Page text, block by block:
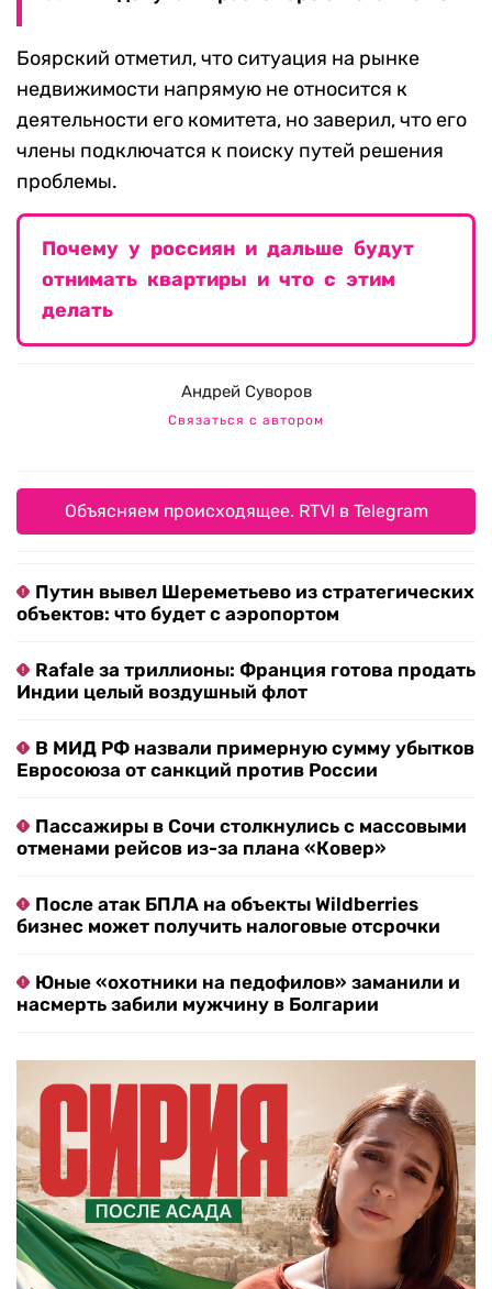
Боярский отметил, что ситуация на рынке
недвижимости напрямую не относится к
деятельности его комитета, но заверил, что его
члены подключатся к поиску путей решения
проблемы.
Почему у россиян и дальше будут
отнимать квартиры и что с этим
делать
Андрей Суворов
Связаться с автором
Объясняем происходящее. RTVI в Telegram
Путин вывел Шереметьево из стратегических
объектов: что будет с аэропортом
Rafale за триллионы: Франция готова продать
Индии целый воздушный флот
В МИД РФ назвали примерную сумму убытков
Евросоюза от санкций против России
Пассажиры в Сочи столкнулись с массовыми
отменами рейсов из-за плана «Ковер»
После атак БПЛА на объекты Wildberries
бизнес может получить налоговые отсрочки
Юные «охотники на педофилов» заманили и
насмерть забили мужчину в Болгарии